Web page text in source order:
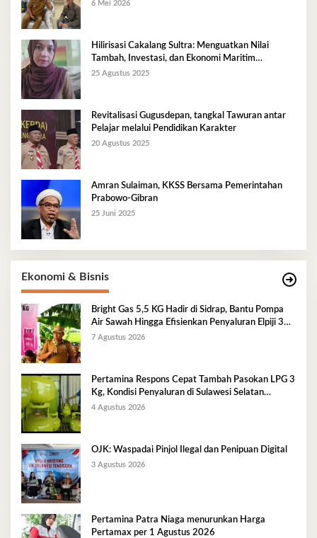
6 Mei 2026
Hilirisasi Cakalang Sultra: Menguatkan Nilai
Tambah, Investasi, dan Ekonomi Maritim
Berkelanjutan
25 Agustus 2025
Revitalisasi Gugusdepan, tangkal Tawuran antar
Pelajar melalui Pendidikan Karakter
20 Agustus 2025
Amran Sulaiman, KKSS Bersama Pemerintahan
Prabowo-Gibran
25 Juni 2025
Ekonomi & Bisnis
Bright Gas 5,5 KG Hadir di Sidrap, Bantu Pompa
Air Sawah Hingga Efisienkan Penyaluran Elpiji 3
Kg
7 Agustus 2026
Pertamina Respons Cepat Tambah Pasokan LPG 3
Kg, Kondisi Penyaluran di Sulawesi Selatan
Berlangsung Kondusif
4 Agustus 2026
OJK: Waspadai Pinjol Ilegal dan Penipuan Digital
3 Agustus 2026
Pertamina Patra Niaga menurunkan Harga
Pertamax per 1 Agustus 2026